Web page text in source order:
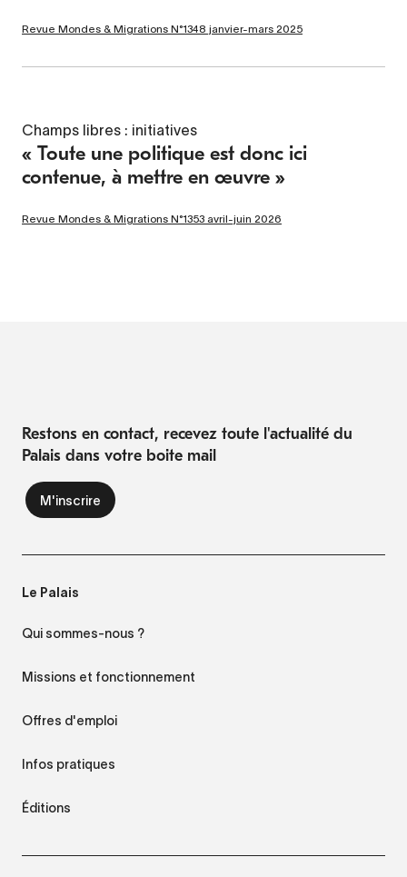
Revue Mondes & Migrations N°1348 janvier-mars 2025
Champs libres : initiatives
« Toute une politique est donc ici
contenue, à mettre en œuvre »
Revue Mondes & Migrations N°1353 avril-juin 2026
Restons en contact, recevez toute l'actualité du
Palais dans votre boite mail
Le Palais
Qui sommes-nous ?
Missions et fonctionnement
Offres d'emploi
Infos pratiques
Éditions